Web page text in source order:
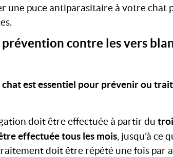
une puce antiparasitaire à votre
contre les vers
est essentiel pour prévenir ou
doit être effectuée à partir du
effectuée tous les mois, jusqu’à ce
doit être répété une fois par